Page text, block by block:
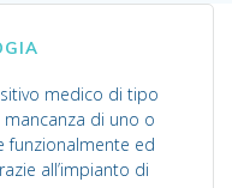
medico di tipo
di uno o
funzionalmente ed
all’impianto di